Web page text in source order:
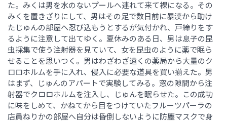
た。みくは男を水のないプールへ連れて来て裸になる。その
みくを置きざりにして、男はその足で数日前に暴漢から助け
たじゅんの部屋へ忍び込もうとするが気付かれ、戸締りをす
るように注意して出てゆく。夏休みのある日、男は息子の昆
虫採集で使う注射器を見ていて、女を昆虫のように薬で眠ら
せることを思いつく。男はわざわざ遠くの薬局から大量のク
ロロホルムを手に入れ、侵入に必要な道具を買い揃えた。男
はまず、じゅんのアパートで実験してみる。窓の隙間から注
射器でクロロホルムを注入し、じゅんを眠らせた。この成功
に味をしめて、かねてから目をつけていたフルーツパーラの
店員ねりかの部屋へ自分は昏倒しないように防塵マスクで身